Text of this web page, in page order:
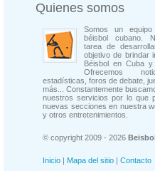
Quienes somos
Somos un
béisbol cubano.
tarea de
objetivo de brindar
Béisbol en Cuba y
Ofrecemos
estadísticas, foros de debate,
más... Constantemente
nuestros servicios por lo que
nuevas secciones en nuestra
y otros entretenimientos.
© copyright 2009 - 2026
Inicio | Mapa del sitio | Contacto